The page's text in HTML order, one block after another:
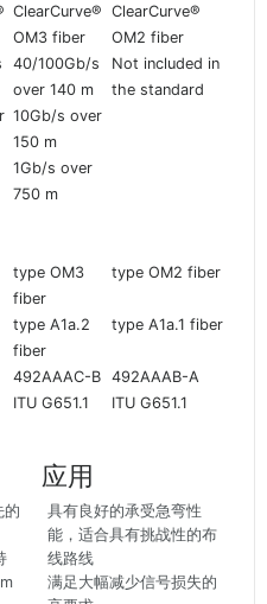
ClearCurve®
OM3 fiber
ClearCurve®
OM2 fiber
40/100Gb/s
over 140 m
Not included in
the standard
10Gb/s over
150 m
1Gb/s over
750 m
type OM3
fiber
type OM2 fiber
type A1a.2
fiber
type A1a.1 fiber
492AAAC-B 492AAAB-A
ITU G651.1 ITU G651.1
的
应用
具有良好的承受急弯性
能，适合具有挑战性的布
线路线
满足大幅减少信号损失的